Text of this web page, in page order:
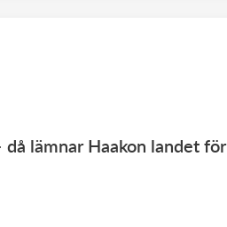
lämnar Haakon landet för